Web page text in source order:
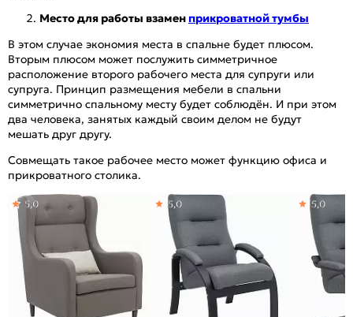
Место для работы взамен прикроватной тумбы
В этом случае экономия места в спальне будет плюсом.
Вторым плюсом может послужить симметричное
расположение второго рабочего места для супруги или
супруга. Принцип размещения мебели в спальни
симметрично спальному месту будет соблюдён. И при этом
два человека, занятых каждый своим делом не будут
мешать друг другу.
Совмещать такое рабочее место может функцию офиса и
прикроватного столика.
5,0 5,0 5,0